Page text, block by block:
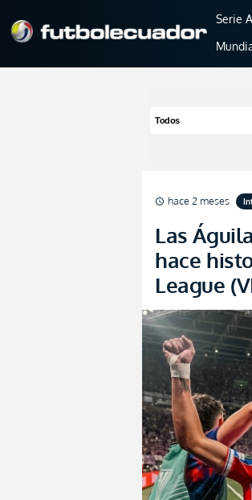
Serie A
schedule hace 2 meses
Las
hace
League